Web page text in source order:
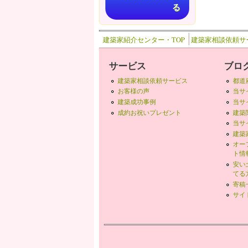
る
建築家紹介センター・TOP 建築家相談依頼
サービス
建築家相談依頼サービス
お客様の声
建築成功事例
成約お祝いプレゼント
ブロ
都道
当サ
当サ
建築
当サ
建築
オー
ト情
安い
てる
寄稿
サイ